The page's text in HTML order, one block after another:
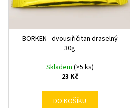
k
ů
d
BORKEN - dvousiřičitan draselný
30g
Skladem (>5 ks)
23 Kč
DO KOŠÍKU